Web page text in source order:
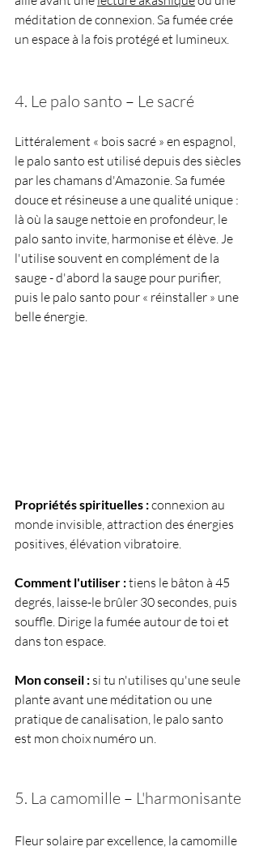
méditation de connexion. Sa fumée crée
un espace à la fois protégé et lumineux.
4. Le palo santo – Le sacré
Littéralement « bois sacré » en espagnol,
le palo santo est utilisé depuis des siècles
par les chamans d'Amazonie. Sa fumée
douce et résineuse a une qualité unique :
là où la sauge nettoie en profondeur, le
palo santo invite, harmonise et élève. Je
l'utilise souvent en complément de la
sauge - d'abord la sauge pour purifier,
puis le palo santo pour « réinstaller » une
belle énergie.
Propriétés spirituelles : connexion au
monde invisible, attraction des énergies
positives, élévation vibratoire.
Comment l'utiliser : tiens le bâton à 45
degrés, laisse-le brûler 30 secondes, puis
souffle. Dirige la fumée autour de toi et
dans ton espace.
Mon conseil : si tu n'utilises qu'une seule
plante avant une méditation ou une
pratique de canalisation, le palo santo
est mon choix numéro un.
5. La camomille – L'harmonisante
Fleur solaire par excellence, la camomille